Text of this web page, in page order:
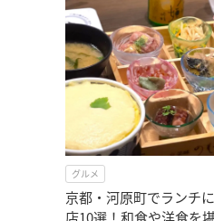
グルメ
京都・河原町でランチ
店10選！和食や洋食を